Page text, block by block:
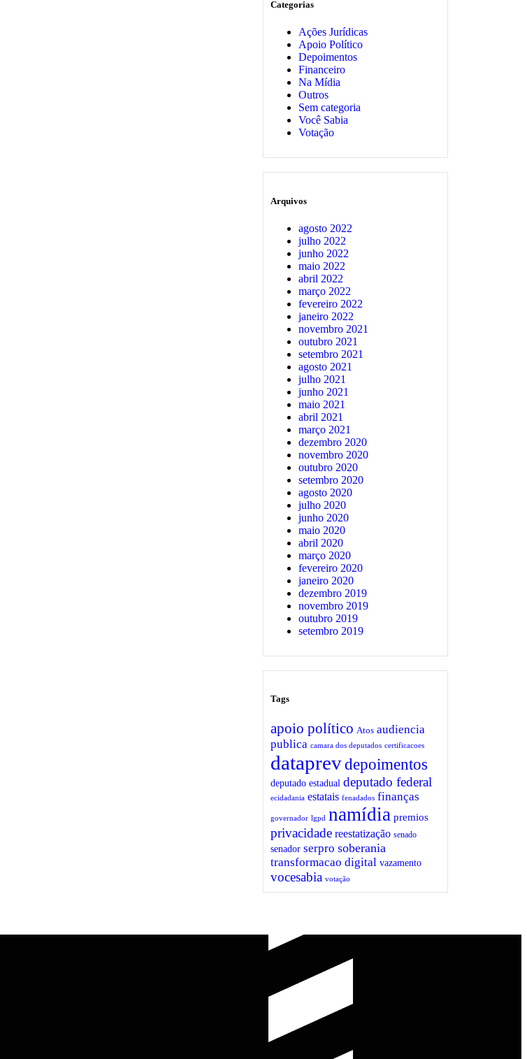
Categorias
Ações Jurídicas
Apoio Político
Depoimentos
Financeiro
Na Mídia
Outros
Sem categoria
Você Sabia
Votação
Arquivos
agosto 2022
julho 2022
junho 2022
maio 2022
abril 2022
março 2022
fevereiro 2022
janeiro 2022
novembro 2021
outubro 2021
setembro 2021
agosto 2021
julho 2021
junho 2021
maio 2021
abril 2021
março 2021
dezembro 2020
novembro 2020
outubro 2020
setembro 2020
agosto 2020
julho 2020
junho 2020
maio 2020
abril 2020
março 2020
fevereiro 2020
janeiro 2020
dezembro 2019
novembro 2019
outubro 2019
setembro 2019
Tags
apoio político Atos audiencia
publica camara dos deputados certificacoes
dataprevdepoimentos
deputado estadual deputado federal
ecidadania estatais fenadados finanças
governador lgpd namídia premios
privacidade reestatização senado
senador serpro soberania
transformacao digital vazamento
vocesabia votação